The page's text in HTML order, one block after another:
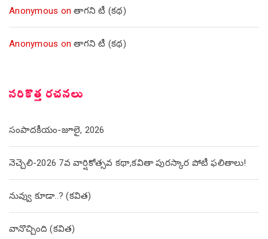
Anonymous onతాగని టీ (కథ)
Anonymous onతాగని టీ (కథ)
సరికొత్త రచనలు
సంపాదకీయం-జూలై, 2026
నెచ్చెలి-2026 7వ వార్షికోత్సవ కథా,కవితా పురస్కార పోటీ ఫలితాలు!
నువ్వు కూడా..? (కవిత)
వానొచ్చింది (కవిత)